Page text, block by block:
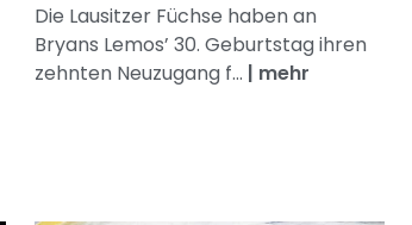
Die Lausitzer Füchse haben an
Bryans Lemos’ 30. Geburtstag ihren
zehnten Neuzugang f... | mehr